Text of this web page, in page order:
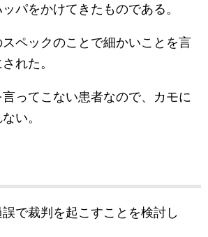
パをかけてきたものである。
ペックのことで細かいことを言
れた。
ってこない患者なので、カモに
い。
で裁判を起こすことを検討し